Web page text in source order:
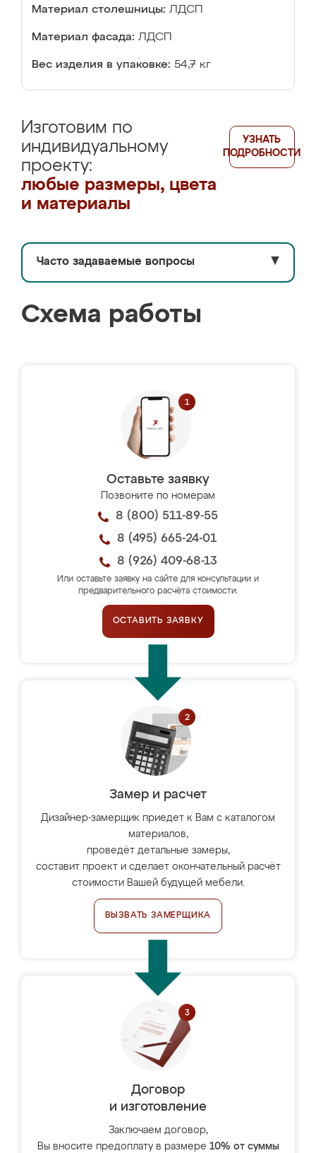
Материал столешницы: ЛДСП
Материал фасада: ЛДСП
Вес изделия в упаковке: 54,7 кг
Изготовим по
индивидуальному
проекту:
любые размеры, цвета
и материалы
УЗНАТЬ
ПОДРОБНОСТИ
Часто задаваемые вопросы ▼
Схема работы
Оставьте заявку
Позвоните по номерам
8 (800) 511-89-55
8 (495) 665-24-01
8 (926) 409-68-13
Или оставьте заявку на сайте для консультации и
предварительного расчёта стоимости.
ОСТАВИТЬ ЗАЯВКУ
Замер и расчет
Дизайнер-замерщик приедет к Вам с каталогом
материалов,
проведёт детальные замеры,
составит проект и сделает окончательный расчёт
стоимости Вашей будущей мебели.
ВЫЗВАТЬ ЗАМЕРЩИКА
Договор
и изготовление
Заключаем договор,
Вы вносите предоплату в размере 10% от суммы